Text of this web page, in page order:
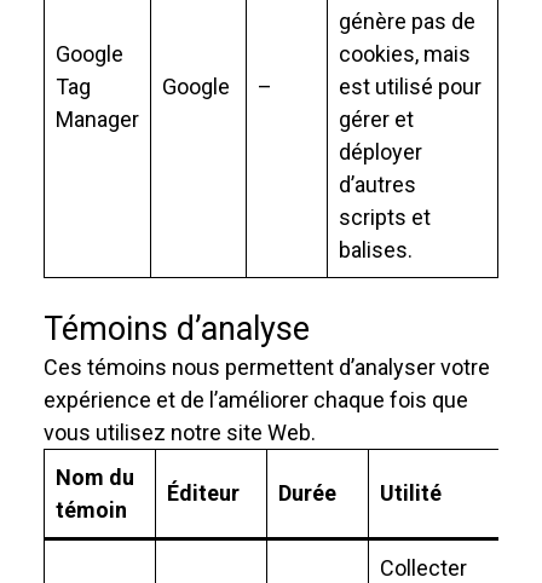
Google
Tag
Manager
Google –
génère pas de
cookies, mais
est utilisé pour
gérer et
déployer
d’autres
scripts et
balises.
Témoins d’analyse
Ces témoins nous permettent d’analyser votre
expérience et de l’améliorer chaque fois que
vous utilisez notre site Web.
Nom du
témoin
Éditeur Durée Utilité
Collecter